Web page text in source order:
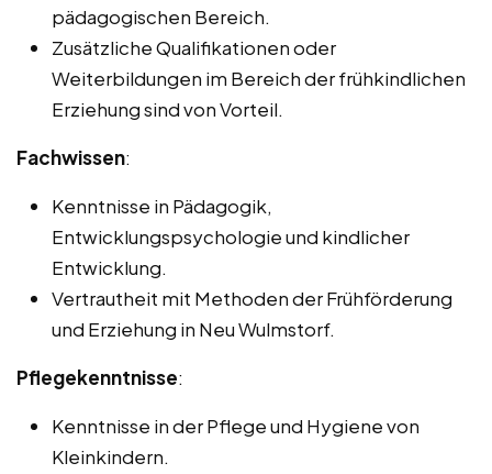
pädagogischen Bereich.
Zusätzliche Qualifikationen oder
Weiterbildungen im Bereich der frühkindlichen
Erziehung sind von Vorteil.
Fachwissen:
Kenntnisse in Pädagogik,
Entwicklungspsychologie und kindlicher
Entwicklung.
Vertrautheit mit Methoden der Frühförderung
und Erziehung in Neu Wulmstorf.
Pflegekenntnisse:
Kenntnisse in der Pflege und Hygiene von
Kleinkindern.